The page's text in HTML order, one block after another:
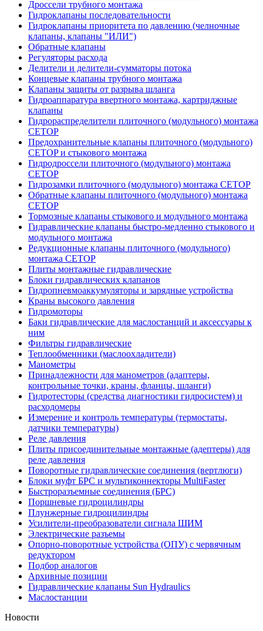
Дроссели трубного монтажа
Гидроклапаны последовательности
Гидроклапаны приоритета по давлению (челночные
клапаны, клапаны "ИЛИ")
Обратные клапаны
Регуляторы расхода
Делители и делители-сумматоры потока
Концевые клапаны трубного монтажа
Клапаны защиты от разрыва шланга
Гидроаппаратура ввертного монтажа, картриджные
клапаны
Гидрораспределители плиточного (модульного) монтажa
CETOP
Предохранительные клапаны плиточного (модульного)
CETOP и стыкового монтажа
Гидродроссели плиточного (модульного) монтажа
CETOP
Гидрозамки плиточного (модульного) монтажа CETOP
Обратные клапаны плиточного (модульного) монтажа
CETOP
Тормозные клапаны стыкового и модульного монтажа
Гидравлические клапаны быстро-медленно стыкового и
модульного монтажа
Редукционные клапаны плиточного (модульного)
монтажа CETOP
Плиты монтажные гидравлические
Блоки гидравлических клапанов
Гидропневмоаккумуляторы и зарядные устройства
Краны высокого давления
Гидромоторы
Баки гидравлические для маслостанций и аксессуары к
ним
Фильтры гидравлические
Теплообменники (маслоохладители)
Манометры
Принадлежности для манометров (адаптеры,
контрольные точки, краны, фланцы, шланги)
Гидротесторы (средства диагностики гидросистем) и
расходомеры
Измерение и контроль температуры (термостаты,
датчики температуры)
Реле давления
Плиты присоединительные монтажные (адептеры) для
реле давления
Поворотные гидравлические соединения (вертлюги)
Блоки муфт БРС и мультиконнекторы MultiFaster
Быстроразъемные соединения (БРС)
Поршневые гидроцилиндры
Плунжерные гидроцилиндры
Усилители-преобразователи сигнала ШИМ
Электрические разъемы
Опорно-поворотные устройства (ОПУ) с червячным
редуктором
Подбор аналогов
Архивные позиции
Гидравлические клапаны Sun Hydraulics
Маслостанции
Новости